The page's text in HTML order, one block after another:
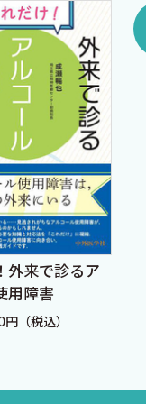
外来で診るア
用障害
（税込）